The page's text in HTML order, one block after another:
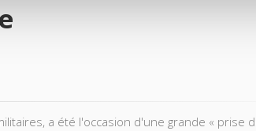
a été l'occasion d'une grande « prise